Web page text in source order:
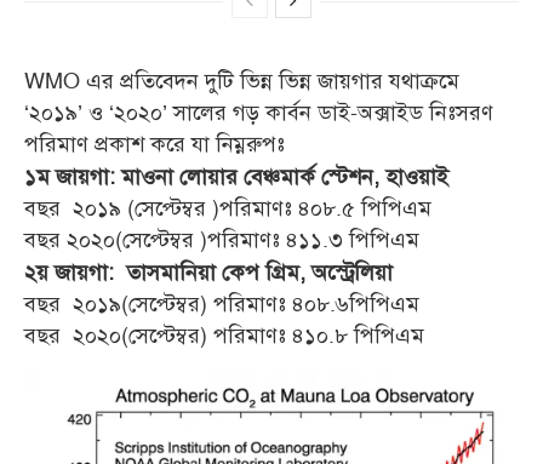
WMO এর প্রতিবেদন দুটি ভিন্ন ভিন্ন জায়গার যথাক্রমে
‘২০১৯’ ও ‘২০২০’ সালের গড় কার্বন ডাই-অক্সাইড নিঃসরণ
পরিমাণ প্রকাশ করে যা নিম্নরুপঃ
১ম জায়গা: মাওনা লোয়ার বেঞ্চমার্ক স্টেশন, হাওয়াই
বছর ২০১৯ (সেপ্টেম্বর )পরিমাণঃ ৪০৮.৫ পিপিএম
বছর ২০২০(সেপ্টেম্বর )পরিমাণঃ ৪১১.৩ পিপিএম
২য় জায়গা: তাসমানিয়া কেপ গ্রিম, অস্ট্রেলিয়া
বছর ২০১৯(সেপ্টেম্বর) পরিমাণঃ ৪০৮.৬পিপিএম
বছর ২০২০(সেপ্টেম্বর) পরিমাণঃ ৪১০.৮ পিপিএম